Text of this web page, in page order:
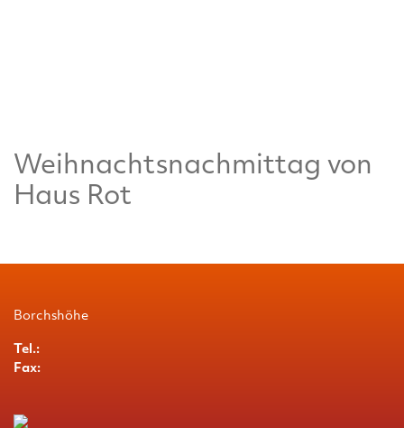
Weihnachtsnachmittag von
Haus Rot
Borchshöhe
Tel.:
Fax: